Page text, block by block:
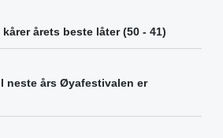
årets beste låter (50 - 41)
neste års Øyafestivalen er